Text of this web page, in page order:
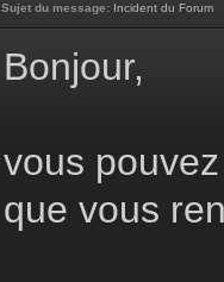
Sujet du message: Incident du Forum
Bonjour,
vous
que vous